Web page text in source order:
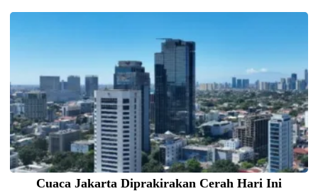
Cuaca Jakarta Diprakirakan Cerah Hari Ini